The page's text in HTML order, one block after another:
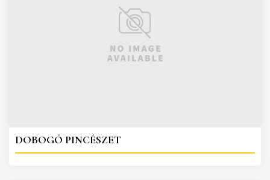
DOBOGÓ PINCÉSZET